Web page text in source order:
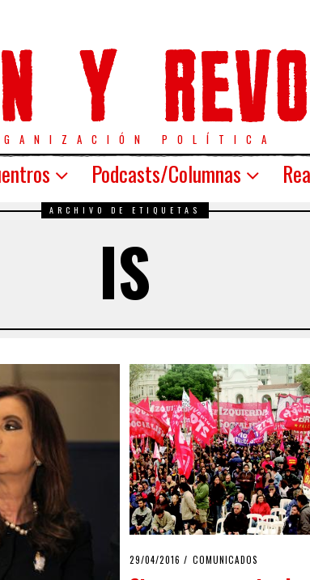
POLÍTICA
Podcasts/Columnas
ARCHIVO DE ETIQUETAS
IS
POSTED
29/04/2016 14/06/2016
COMUNICADOS